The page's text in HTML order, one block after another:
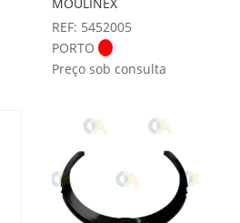
MOULINEX
REF: 5452005
PORTO
Preço sob consulta